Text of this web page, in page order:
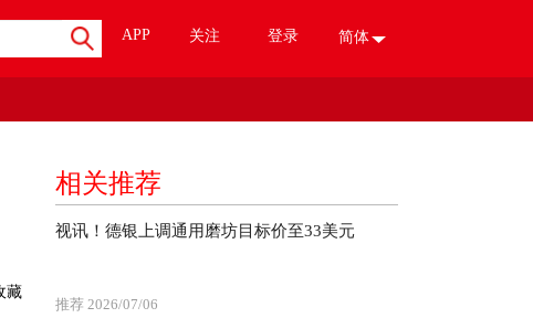
APP 关注 登录 简体
藏
相关推荐
视讯！德银上调通用磨坊目标价至33美元
推荐 2026/07/06